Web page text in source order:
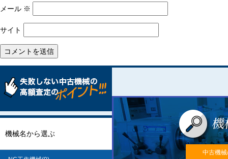
メール ※
サイト
機械名から選ぶ
中古機